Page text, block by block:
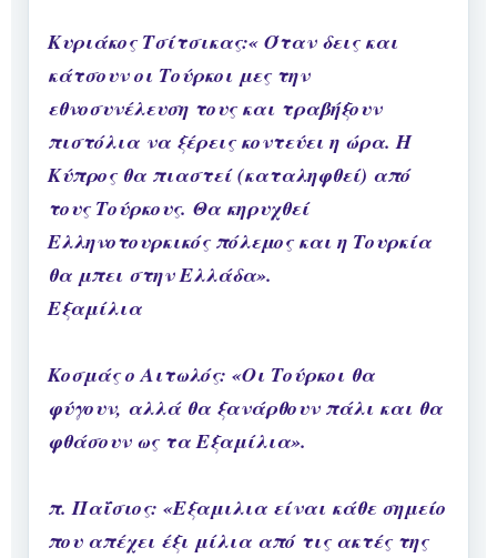
Κυριάκος Τσίτσικας:« Όταν δεις και
κάτσουν οι Τούρκοι μες την
εθνοσυνέλευση τους και τραβήξουν
πιστόλια να ξέρεις κοντεύει η ώρα. Η
Κύπρος θα πιαστεί (καταληφθεί) από
τους Τούρκους. Θα κηρυχθεί
Ελληνοτουρκικός πόλεμος και η Τουρκία
θα μπει στην Ελλάδα».
Εξαμίλια
Κοσμάς ο Αιτωλός: «Οι Τούρκοι θα
φύγουν, αλλά θα ξανάρθουν πάλι και θα
φθάσουν ως τα Εξαμίλια».
π. Παΐσιος: «Εξαμιλια είναι κάθε σημείο
που απέχει έξι μίλια από τις ακτές της